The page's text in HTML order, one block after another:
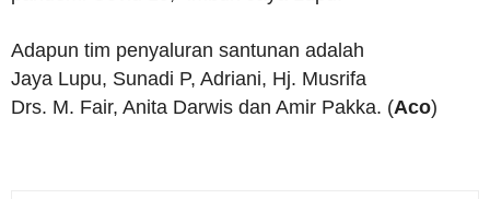
Adapun tim penyaluran santunan adalah
Jaya Lupu, Sunadi P, Adriani, Hj. Musrifa
Drs. M. Fair, Anita Darwis dan Amir Pakka. (Aco)